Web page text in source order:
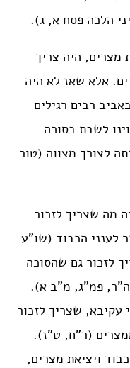
הלכה פסח א, ג).
מצרים, היה צריך
אלא שאז לא היה
רבים רגילים
לשבת בסוכה
לצורך מצווה (טור
מה שצריך לזכור
לענני הכבוד (שו”ע
לזכור גם שהסוכה
פמ”ג, מ”ב א).
עקיבא, שצריך לזכור
(ר”ח, ט”ז).
ויציאת מצרים,